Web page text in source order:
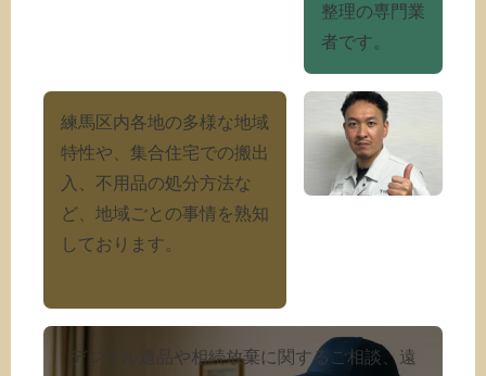
整理の専門業
者です。
練馬区内各地の多様な地域
特性や、集合住宅での搬出
入、不用品の処分方法な
ど、地域ごとの事情を熟知
しております。
デジタル遺品や相続放棄に関するご相談、遠